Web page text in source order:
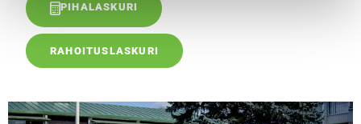
PIHALASKURI
RAHOITUSLASKURI